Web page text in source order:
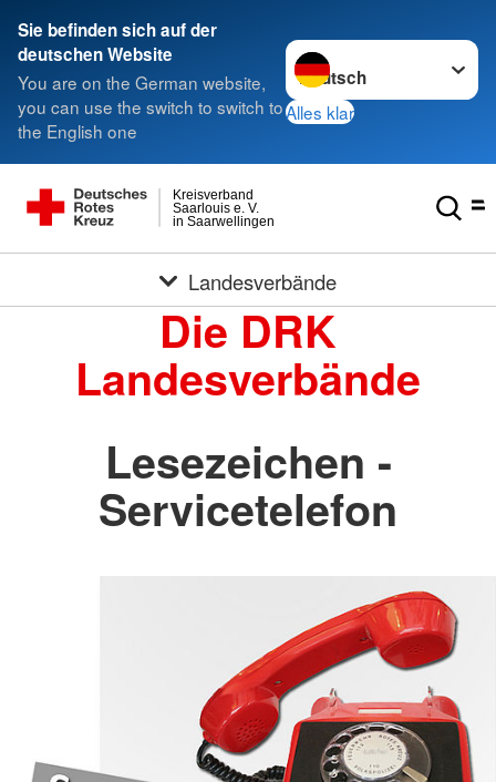
Sie befinden sich auf der
deutschen Website
You are on the German website,
you can use the switch to switch to
the English one
Sprache wechseln zu
Alles klar
in Saarwellingen
Saarlouis e. V.
Kreisverband
Landesverbände
Die DRK
Landesverbände
Lesezeichen -
Servicetelefon